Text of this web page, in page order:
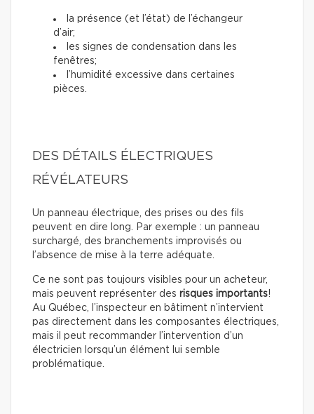
la présence (et l’état) de l’échangeur
d’air;
les signes de condensation dans les
fenêtres;
l’humidité excessive dans certaines
pièces.
DES DÉTAILS ÉLECTRIQUES
RÉVÉLATEURS
Un panneau électrique, des prises ou des fils
peuvent en dire long. Par exemple : un panneau
surchargé, des branchements improvisés ou
l’absence de mise à la terre adéquate.
Ce ne sont pas toujours visibles pour un acheteur,
mais peuvent représenter des risques importants!
Au Québec, l’inspecteur en bâtiment n’intervient
pas directement dans les composantes électriques,
mais il peut recommander l’intervention d’un
électricien lorsqu’un élément lui semble
problématique.